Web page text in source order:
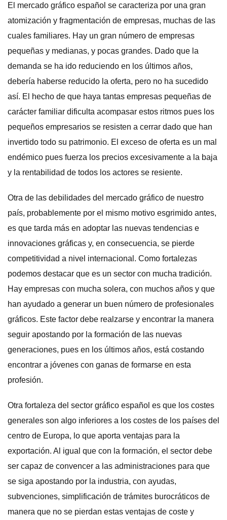
El mercado gráfico español se caracteriza por una gran
atomización y fragmentación de empresas, muchas de las
cuales familiares. Hay un gran número de empresas
pequeñas y medianas, y pocas grandes. Dado que la
demanda se ha ido reduciendo en los últimos años,
debería haberse reducido la oferta, pero no ha sucedido
así. El hecho de que haya tantas empresas pequeñas de
carácter familiar dificulta acompasar estos ritmos pues los
pequeños empresarios se resisten a cerrar dado que han
invertido todo su patrimonio. El exceso de oferta es un mal
endémico pues fuerza los precios excesivamente a la baja
y la rentabilidad de todos los actores se resiente.
Otra de las debilidades del mercado gráfico de nuestro
país, probablemente por el mismo motivo esgrimido antes,
es que tarda más en adoptar las nuevas tendencias e
innovaciones gráficas y, en consecuencia, se pierde
competitividad a nivel internacional. Como fortalezas
podemos destacar que es un sector con mucha tradición.
Hay empresas con mucha solera, con muchos años y que
han ayudado a generar un buen número de profesionales
gráficos. Este factor debe realzarse y encontrar la manera
seguir apostando por la formación de las nuevas
generaciones, pues en los últimos años, está costando
encontrar a jóvenes con ganas de formarse en esta
profesión.
Otra fortaleza del sector gráfico español es que los costes
generales son algo inferiores a los costes de los países del
centro de Europa, lo que aporta ventajas para la
exportación. Al igual que con la formación, el sector debe
ser capaz de convencer a las administraciones para que
se siga apostando por la industria, con ayudas,
subvenciones, simplificación de trámites burocráticos de
manera que no se pierdan estas ventajas de coste y